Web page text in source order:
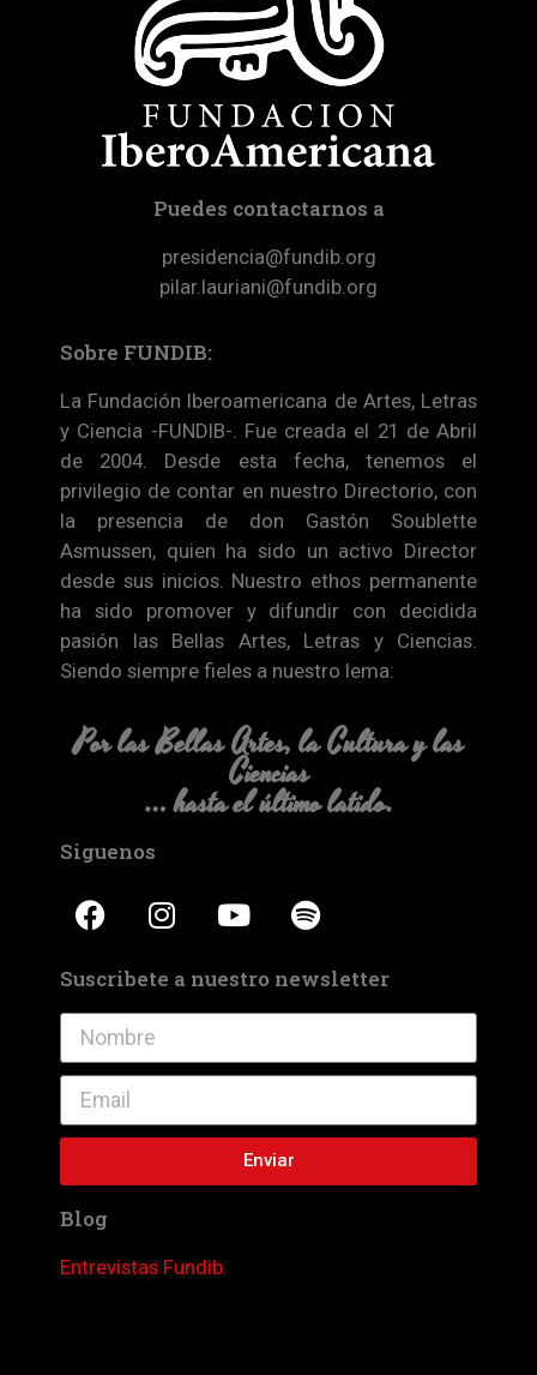
Puedes contactarnos a
presidencia@fundib.org
pilar.lauriani@fundib.org
Sobre FUNDIB:
La Fundación Iberoamericana de Artes, Letras
y Ciencia -FUNDIB-. Fue creada el 21 de Abril
de 2004. Desde esta fecha, tenemos el
privilegio de contar en nuestro Directorio, con
la presencia de don Gastón Soublette
Asmussen, quien ha sido un activo Director
desde sus inicios. Nuestro ethos permanente
ha sido promover y difundir con decidida
pasión las Bellas Artes, Letras y Ciencias.
Siendo siempre fieles a nuestro lema:
Por las Bellas Artes, la Cultura y las
Ciencias
… hasta el último latido.
Siguenos
Suscribete a nuestro newsletter
Enviar
Blog
Entrevistas Fundib.